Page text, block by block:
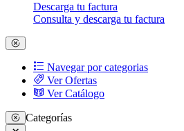
Descarga tu factura
Consulta y descarga tu factura
Navegar por categorias
Ver Ofertas
Ver Catálogo
Categorías